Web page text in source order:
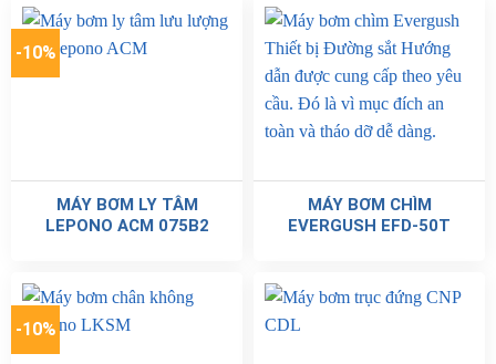
-10%
MÁY BƠM LY TÂM
LEPONO ACM 075B2
MÁY BƠM CHÌM
EVERGUSH EFD-50T
-10%